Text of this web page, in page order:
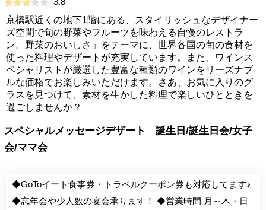
京橋駅近くの地下1階にある、スタイリッシュなデザイナー
ズ空間で旬の野菜やフルーツを味わえる自慢のレストラ
ン。野菜のおいしさ」をテーマに、世界各国の旬の食材を
使った料理やデザートが充実しています。また、ワインス
ペシャリストが厳選した豊富な種類のワインをリーズナブ
ルな価格でお楽しみいただけます。さあ、お気に入りのグ
ラスを見つけて、素材を生かした料理で楽しいひとときを
過ごしませんか？
スペシャルメッセージデザート 誕生日/誕生日会/女子
会/ママ会
◆GoToイート食事券・トラベルクーポン券も対応してます♪
◆忘年会や少人数の宴会承ります！ ◆営業時間 月～木・日